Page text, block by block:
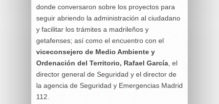
donde conversaron sobre los proyectos para
seguir abriendo la administración al ciudadano
y facilitar los trámites a madrileños y
getafenses; así como el encuentro con el
viceconsejero de Medio Ambiente y
Ordenación del Territorio, Rafael García , el
director general de Seguridad y el director de
la agencia de Seguridad y Emergencias Madrid
112.